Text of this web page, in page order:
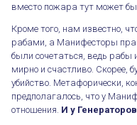
вместо пожара тут может
Кроме того, нам известно,
рабами, а Манифесторы
были сочетаться, ведь рабы
мирно и счастливо. Скорее,
убийство. Метафорически,
предполагалось, что у
отношения. И у